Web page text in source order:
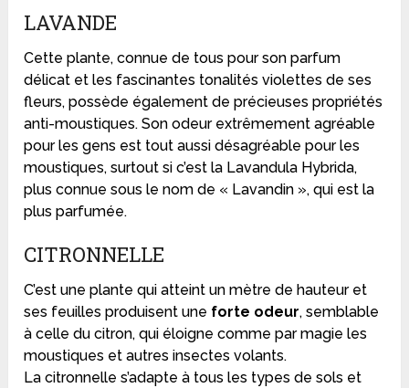
LAVANDE
Cette plante, connue de tous pour son parfum
délicat et les fascinantes tonalités violettes de ses
fleurs, possède également de précieuses propriétés
anti-moustiques. Son odeur extrêmement agréable
pour les gens est tout aussi désagréable pour les
moustiques, surtout si c’est la Lavandula Hybrida,
plus connue sous le nom de « Lavandin », qui est la
plus parfumée.
CITRONNELLE
C’est une plante qui atteint un mètre de hauteur et
ses feuilles produisent une forte odeur, semblable
à celle du citron, qui éloigne comme par magie les
moustiques et autres insectes volants.
La citronnelle s’adapte à tous les types de sols et